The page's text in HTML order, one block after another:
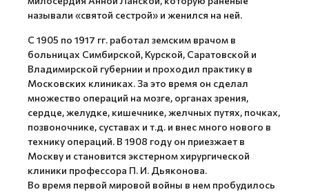
называли «святой сестрой» и женился на ней.
С 1905 по 1917 гг. работал земским врачом в
больницах Симбирской, Курской, Саратовской и
Владимирской губернии и проходил практику в
Московских клиниках. За это время он сделал
множество операций на мозге, органах зрения,
сердце, желудке, кишечнике, желчных путях, почках,
позвоночнике, суставах и т.д. и внес много нового в
технику операций. В 1908 году он приезжает в
Москву и становится экстерном хирургической
клиники профессора П. И. Дьяконова.
Во время первой мировой войны в нем пробудилось